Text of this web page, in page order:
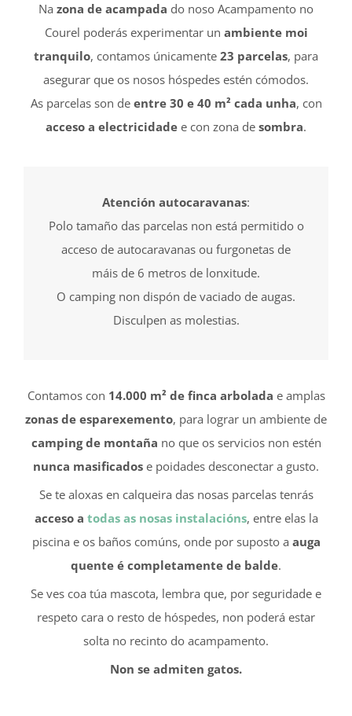
Na zona de acampada do noso Acampamento no
Courel poderás experimentar un ambiente moi
tranquilo, contamos únicamente 23 parcelas, para
asegurar que os nosos hóspedes estén cómodos.
As parcelas son de entre 30 e 40 m² cada unha, con
acceso a electricidade e con zona de sombra.
Atención autocaravanas:
Polo tamaño das parcelas non está permitido o
acceso de autocaravanas ou furgonetas de
máis de 6 metros de lonxitude.
O camping non dispón de vaciado de augas.
Disculpen as molestias.
Contamos con 14.000 m² de finca arbolada e amplas
zonas de esparexemento, para lograr un ambiente de
camping de montaña no que os servicios non estén
nunca masificados e poidades desconectar a gusto.
Se te aloxas en calqueira das nosas parcelas tenrás
acceso a todas as nosas instalacións, entre elas la
piscina e os baños comúns, onde por suposto a auga
quente é completamente de balde.
Se ves coa túa mascota, lembra que, por seguridade e
respeto cara o resto de hóspedes, non poderá estar
solta no recinto do acampamento.
Non se admiten gatos.